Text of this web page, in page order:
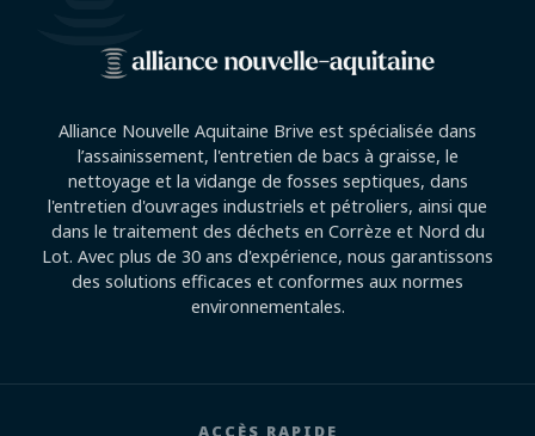
Alliance Nouvelle Aquitaine Brive est spécialisée dans
l’assainissement, l'entretien de bacs à graisse, le
nettoyage et la vidange de fosses septiques, dans
l'entretien d'ouvrages industriels et pétroliers, ainsi que
dans le traitement des déchets en Corrèze et Nord du
Lot. Avec plus de 30 ans d'expérience, nous garantissons
des solutions efficaces et conformes aux normes
environnementales.
ACCÈS RAPIDE